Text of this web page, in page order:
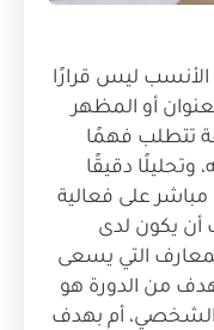
الأنسب ليس قرارًا
أو المظهر
تتطلب فهمًا
وتحليلًا دقيقًا
مباشر على فعالية
أن يكون لدى
التي يسعى
من الدورة هو
الشخصي، أم بهدف